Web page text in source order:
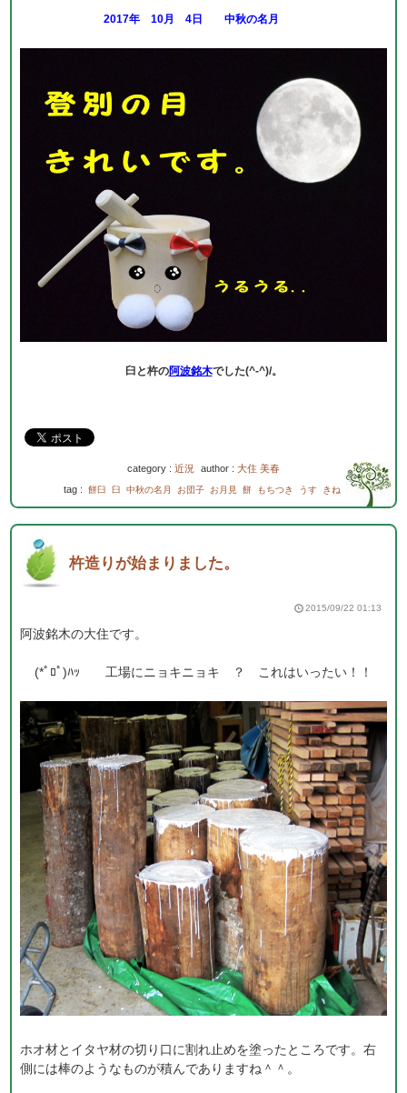
2017年 10月 4日 中秋の名月
臼と杵の阿波銘木でした(^-^)/。
category : 近況 author :大住 美春
tag : 餅臼 臼 中秋の名月 お団子 お月見 餅 もちつき うす きね
杵造りが始まりました。
2015/09/22 01:13
阿波銘木の大住です。
(*ﾟﾛﾟ)ﾊｯ 工場にニョキニョキ ？ これはいったい！！
ホオ材とイタヤ材の切り口に割れ止めを塗ったところです。右
側には棒のようなものが積んでありますね＾＾。